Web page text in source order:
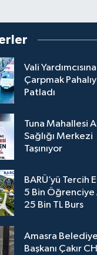
Vali Yardımcısına
Çarpmak
Patladı
Tuna Mahallesi
Sağlığı Merkezi
Taşınıyor
BARÜ’yü Tercih
5 Bin Öğrenciye
25 Bin TL Burs
Amasra Belediye
Başkanı Çakır